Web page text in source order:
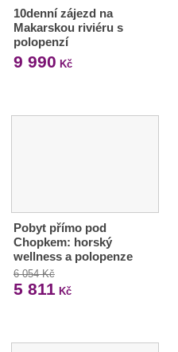
10denní zájezd na
Makarskou riviéru s
polopenzí
9 990 Kč
Pobyt přímo pod
Chopkem: horský
wellness a polopenze
6 054 Kč
5 811 Kč